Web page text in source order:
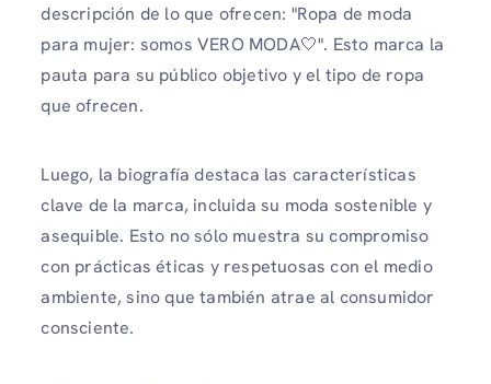
descripción de lo que ofrecen: "Ropa de moda
para mujer: somos VERO MODA🤍". Esto marca la
pauta para su público objetivo y el tipo de ropa
que ofrecen.
Luego, la biografía destaca las características
clave de la marca, incluida su moda sostenible y
asequible. Esto no sólo muestra su compromiso
con prácticas éticas y respetuosas con el medio
ambiente, sino que también atrae al consumidor
consciente.